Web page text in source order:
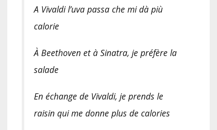
A Vivaldi l’uva passa che mi dà più
calorie
À Beethoven et à Sinatra, je préfère la
salade
En échange de Vivaldi, je prends le
raisin qui me donne plus de calories